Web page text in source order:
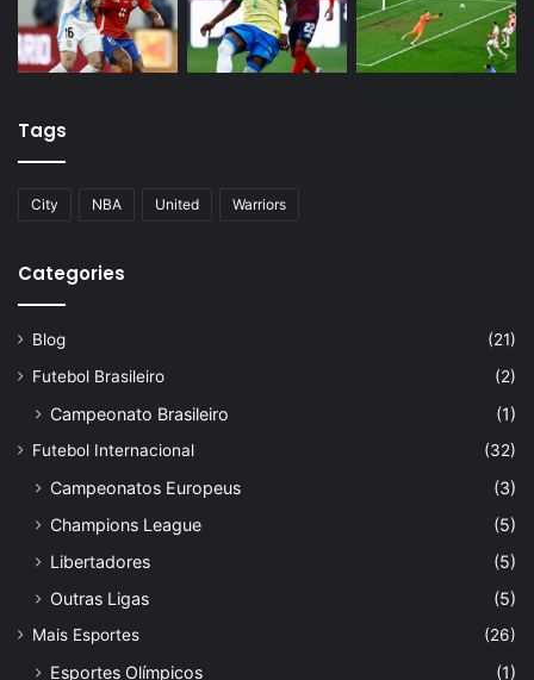
Tags
City NBA United Warriors
Categories
Blog
(21)
Futebol Brasileiro
(2)
Campeonato Brasileiro (1)
Futebol Internacional (32)
Campeonatos Europeus
(3)
Champions League
(5)
Libertadores
(5)
Outras Ligas
(5)
Mais Esportes (26)
Esportes Olímpicos (1)